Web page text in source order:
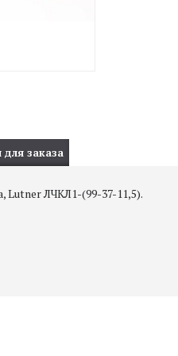
заказа
ЛЧКЛ1-(99-37-11,5).